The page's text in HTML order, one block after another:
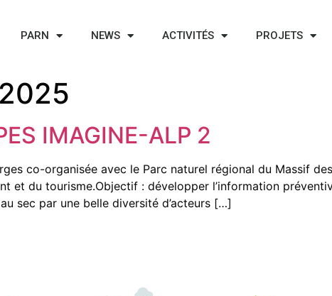
PARN NEWS ACTIVITÉS PROJETS
IMAGINE-ALP 2
co-organisée avec le Parc naturel régional du Massif
et du tourisme.Objectif : développer l’information
sec par une belle diversité d’acteurs […]